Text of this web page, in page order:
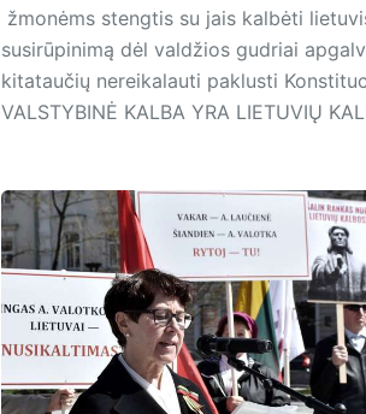
žmonėms stengtis su jais kalbėti
susirūpinimą dėl valdžios gudriai
kitataučių nereikalauti paklusti
VALSTYBINĖ KALBA YRA LIETUVIŲ